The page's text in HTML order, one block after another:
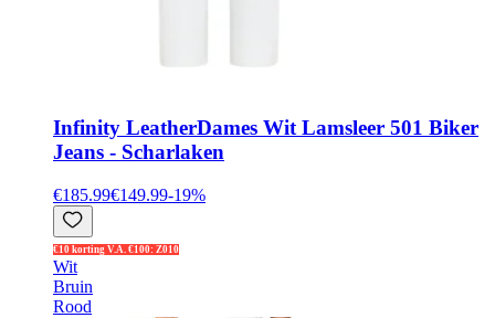
Infinity LeatherDames Wit Lamsleer 501 Biker
Jeans - Scharlaken
€185.99€149.99-19%
€10 korting V.A. €100: Z010
Wit
Bruin
Rood